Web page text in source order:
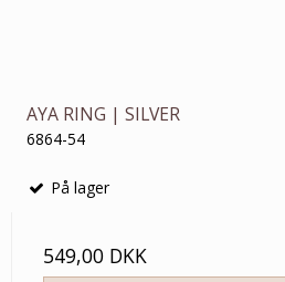
AYA RING | SILVER
6864-54
På lager
549,00 DKK